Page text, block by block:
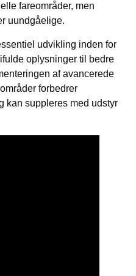
fareområder, men
uundgåelige.
udvikling inden for
oplysninger til bedre
af avancerede
forbedrer
kan suppleres med udstyr